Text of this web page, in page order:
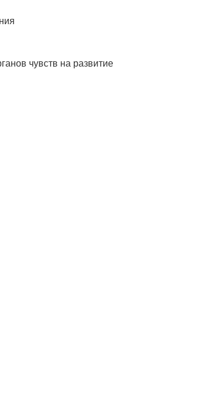
чувств на развитие